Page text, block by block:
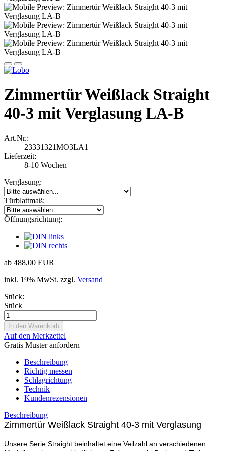
Zimmertür Weißlack Straight
40-3 mit Verglasung LA-B
Art.Nr.:
23331321MO3LA1
Lieferzeit:
8-10 Wochen
Verglasung:
Türblattmaß:
Öffnungsrichtung:
ab 488,00 EUR
inkl. 19% MwSt. zzgl. Versand
Stück:
Stück
Auf den Merkzettel
Gratis Muster anfordern
Beschreibung
Richtig messen
Schlagrichtung
Technik
Kundenrezensionen
Beschreibung
Zimmertür Weißlack Straight 40-3 mit Verglasung
Unsere Serie Straight beinhaltet eine Veilzahl an verschiedenen